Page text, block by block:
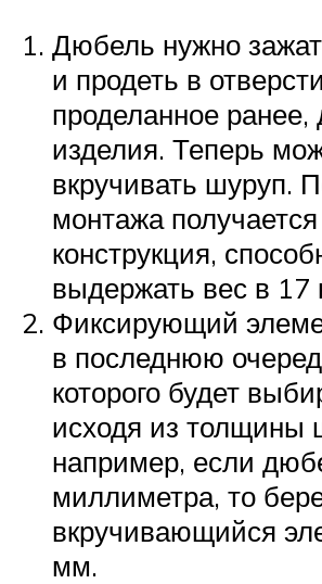
Дюбель нужно
и продеть в
проделанное
изделия. Теперь
вкручивать шуруп.
монтажа получается
конструкция,
выдержать вес в 17
Фиксирующий
в последнюю
которого будет
исходя из толщины
например, если
миллиметра, то
вкручивающийся
мм.